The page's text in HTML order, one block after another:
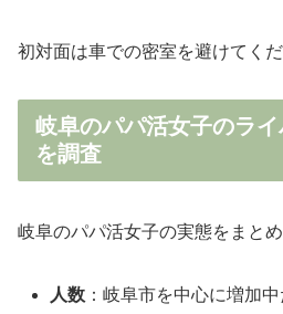
初対面は車での密室を避けてくだ
岐阜のパパ活女子のラ
を調査
岐阜のパパ活女子の実態をまとめ
人数 ：岐阜市を中心に増加